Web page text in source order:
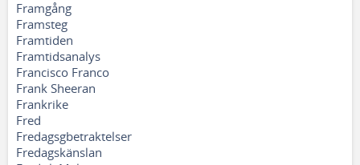
Framgång
Framsteg
Framtiden
Framtidsanalys
Francisco Franco
Frank Sheeran
Frankrike
Fred
Fredagsgbetraktelser
Fredagskänslan